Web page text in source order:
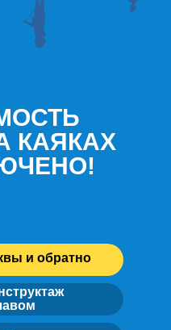
КАЯКАХ
и обратно